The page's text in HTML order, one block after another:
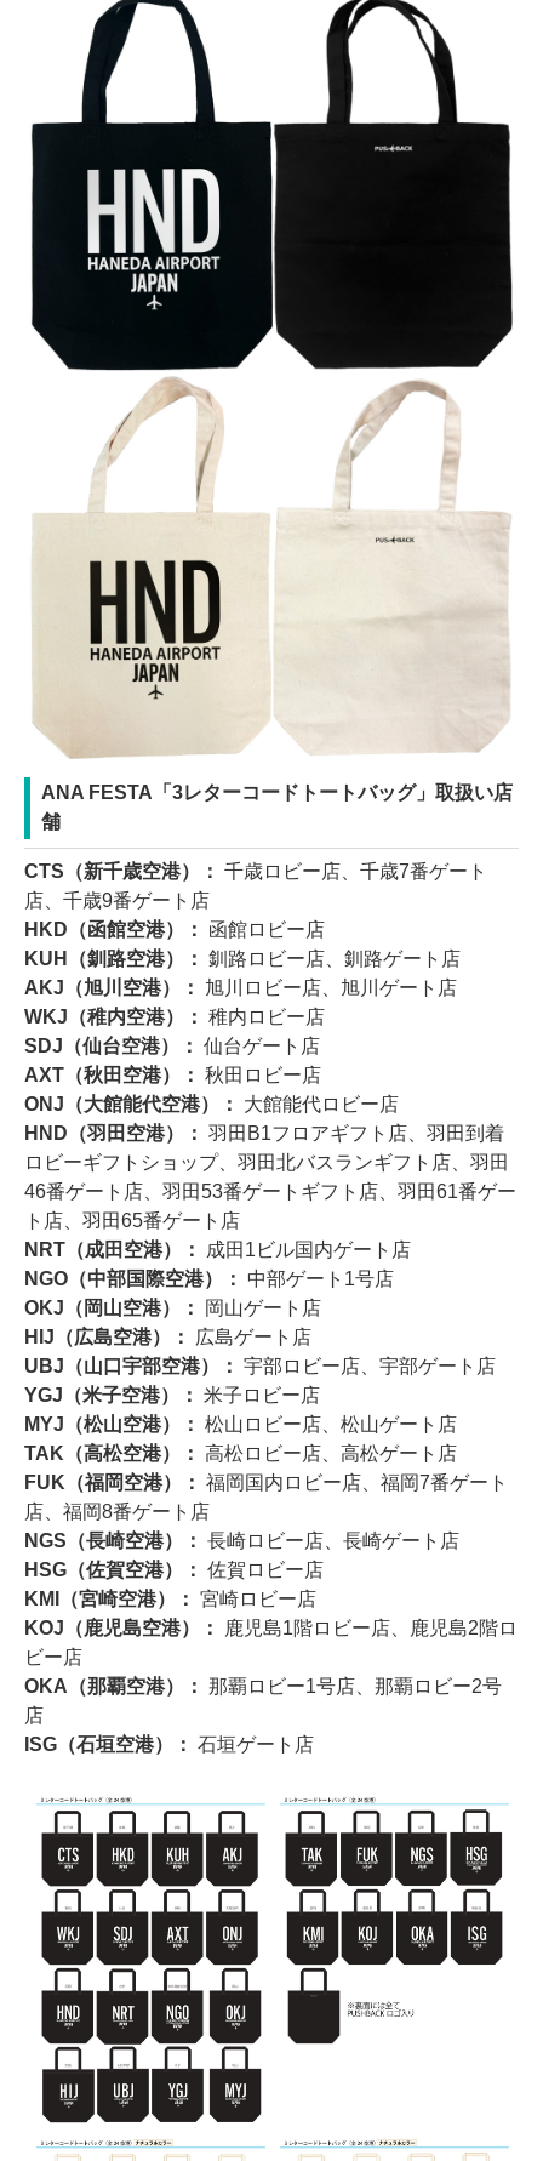
ANA FESTA「3レターコードトートバッグ」取扱い店
舗
CTS（新千歳空港）： 千歳ロビー店、千歳7番ゲート
店、千歳9番ゲート店
HKD（函館空港）： 函館ロビー店
KUH（釧路空港）： 釧路ロビー店、釧路ゲート店
AKJ（旭川空港）： 旭川ロビー店、旭川ゲート店
WKJ（稚内空港）： 稚内ロビー店
SDJ（仙台空港）： 仙台ゲート店
AXT（秋田空港）： 秋田ロビー店
ONJ（大館能代空港）： 大館能代ロビー店
HND（羽田空港）： 羽田B1フロアギフト店、羽田到着
ロビーギフトショップ、羽田北バスランギフト店、羽田
46番ゲート店、羽田53番ゲートギフト店、羽田61番ゲー
ト店、羽田65番ゲート店
NRT（成田空港）：
成田1ビル国内ゲート店
NGO（中部国際空港）： 中部ゲート1号店
OKJ（岡山空港）：
岡山ゲート店
HIJ（広島空港）：
広島ゲート店
UBJ（山口宇部空港）： 宇部ロビー店、宇部ゲート店
YGJ（米子空港）： 米子ロビー店
MYJ（松山空港）： 松山ロビー店、松山ゲート店
TAK（高松空港）： 高松ロビー店、高松ゲート店
FUK（福岡空港）： 福岡国内ロビー店、福岡7番ゲート
店、福岡8番ゲート店
NGS（長崎空港）： 長崎ロビー店、長崎ゲート店
HSG（佐賀空港）： 佐賀ロビー店
KMI（宮崎空港）： 宮崎ロビー店
KOJ（鹿児島空港）：
鹿児島1階ロビー店、鹿児島2階ロ
ビー店
OKA（那覇空港）： 那覇ロビー1号店、那覇ロビー2号
店
ISG（石垣空港）： 石垣ゲート店